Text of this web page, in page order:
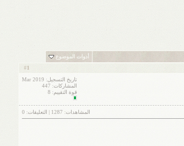
أدوات الموضوع
1
تاريخ التسجيل: Mar 2019
المشاركات: 447
قوة التقييم: 8
المشاهدات: 1287 | التعليقات: 0